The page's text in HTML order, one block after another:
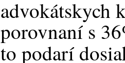
advokátskych
porovnaní s
to podarí